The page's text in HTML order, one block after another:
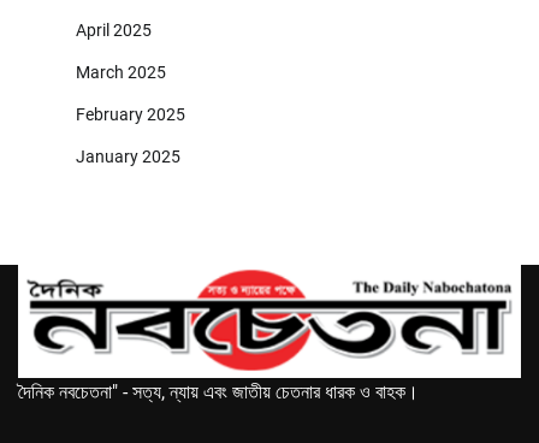
April 2025
March 2025
February 2025
January 2025
দৈনিক নবচেতনা" - সত্য, ন্যায় এবং জাতীয় চেতনার ধারক ও বাহক।